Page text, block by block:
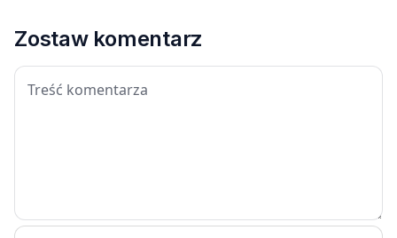
Zostaw komentarz